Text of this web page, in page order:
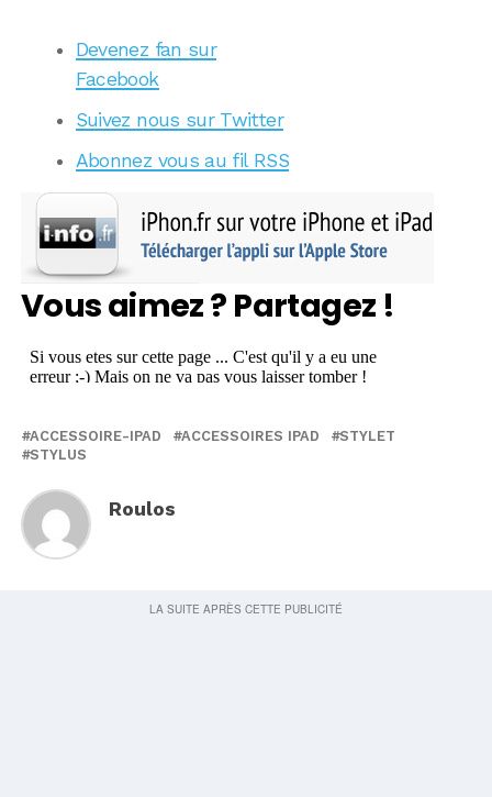
Devenez fan sur
Facebook
Suivez nous sur Twitter
Abonnez vous au fil RSS
Vous aimez ? Partagez !
ACCESSOIRE-IPAD ACCESSOIRES IPAD
STYLET
STYLUS
Roulos